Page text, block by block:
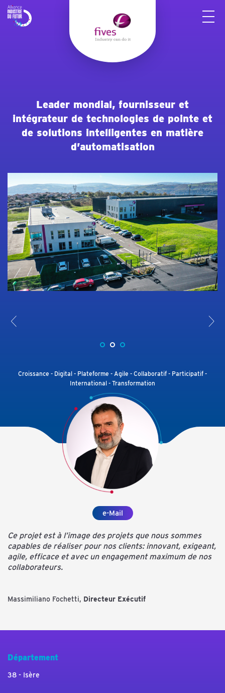
Leader mondial, fournisseur et
intégrateur de technologies de pointe et
de solutions intelligentes en matière
d’automatisation
< >
Croissance - Digital - Plateforme - Agile - Collaboratif - Participatif -
International - Transformation
e-Mail
Ce projet est à l’image des projets que nous sommes
capables de réaliser pour nos clients: innovant, exigeant,
agile, efficace et avec un engagement maximum de nos
collaborateurs.
Massimiliano Fochetti, Directeur Exécutif
Département
38 - Isère
Panneau de gestion des cookies